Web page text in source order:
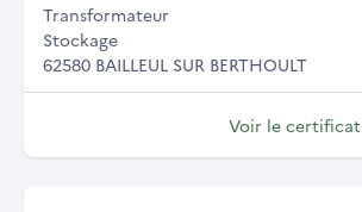
Transformateur
Stockage
62580 BAILLEUL SUR BERTHOULT
Voir le certificat